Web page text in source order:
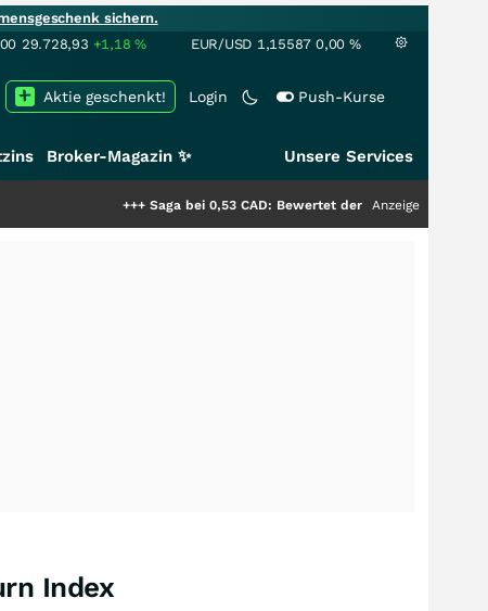
sichern.
29.728,93 +1,18% EUR/USD 1,15587 0,00 %
Login Push-Kurse
Aktie geschenkt!
Broker-Magazin ✨ Unsere Services
Saga bei 0,53 CAD: Bewertet der Markt noch immer nur
Anzeige
Index